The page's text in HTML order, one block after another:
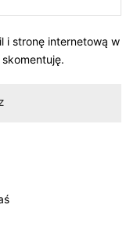
i stronę internetową w